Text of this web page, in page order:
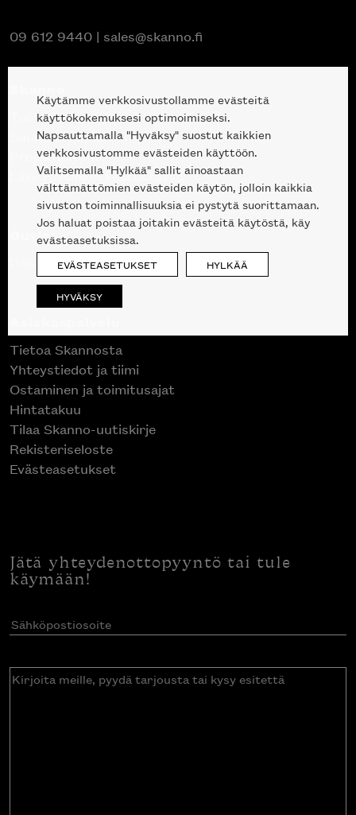
09 612 9440 | sales@skanno.fi
Tuotteet
Suunnittelupalvelu
Projektimyynti
Liike Helsingin keskustassa
Outlet
Poistuvat mallikappaleet
Tietoa Skannosta
Yhteystiedot ja tiimi
Ostaminen ja toimitusajat
Hintatakuu
Tilaa Skanno-uutiskirje
Rekisteriseloste
Evästeasetukset
Jätä yhteydenottopyyntö tai tule
käymään!
Sähköpostiosoite(Pakollinen)
Kirjoita
Käytämme verkkosivustollamme evästeitä
käyttökokemuksesi optimoimiseksi.
Napsauttamalla "Hyväksy" suostut kaikkien
verkkosivustomme evästeiden käyttöön.
Valitsemalla "Hylkää" sallit ainoastaan
välttämättömien evästeiden käytön, jolloin kaikkia
sivuston toiminnallisuuksia ei pystytä suorittamaan.
Jos haluat poistaa joitakin evästeitä käytöstä, käy
evästeasetuksissa.
EVÄSTEASETUKSET HYLKÄÄ
HYVÄKSY